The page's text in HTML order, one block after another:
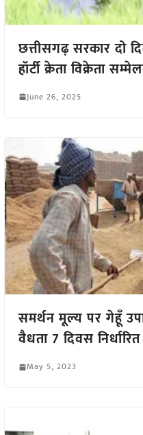
छत्तीसगढ़ सरकार दो
हॉर्टी क्रेता विक्रेता
June 26, 2025
समर्थन मूल्य पर गेहूँ
वैधता 7 दिवस निर्धारित
May 5, 2023